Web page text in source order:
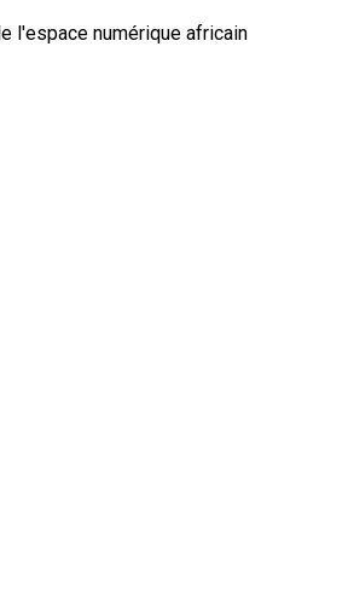
l'espace numérique africain